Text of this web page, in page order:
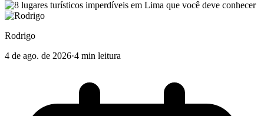
Rodrigo
4 de ago. de 2026·4 min leitura